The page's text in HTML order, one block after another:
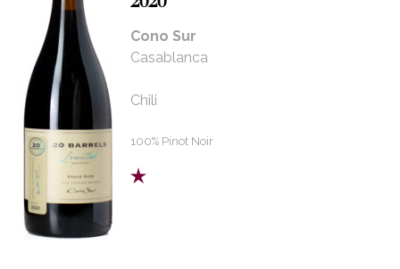
Cono Sur
Casablanca
Chili
100% Pinot Noir